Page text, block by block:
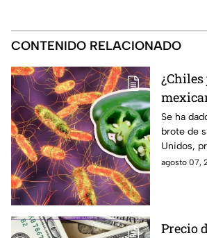
CONTENIDO RELACIONADO
brote
debes
Se ha
brote de
Unidos,
chiles
agosto 07,
Precio